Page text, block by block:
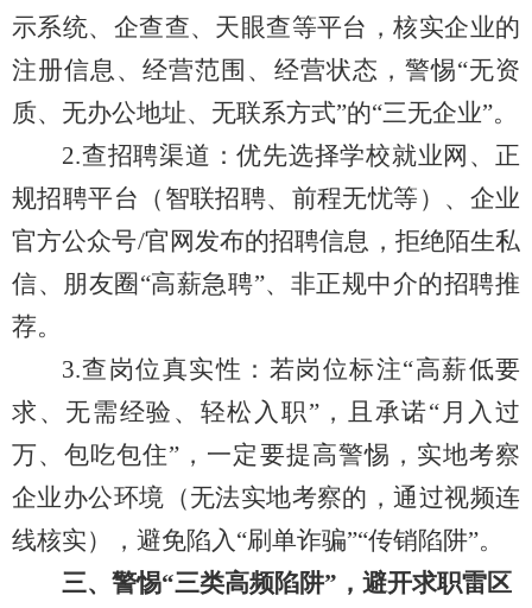
示系统、企查查、天眼查等平台，核实企业的
注册信息、经营范围、经营状态，警惕“无资
质、无办公地址、无联系方式”的“三无企业”。
2.查招聘渠道：优先选择学校就业网、正
规招聘平台（智联招聘、前程无忧等）、企业
官方公众号/官网发布的招聘信息，拒绝陌生私
信、朋友圈“高薪急聘”、非正规中介的招聘推
荐。
3.查岗位真实性：若岗位标注“高薪低要
求、无需经验、轻松入职”，且承诺“月入过
万、包吃包住”，一定要提高警惕，实地考察
企业办公环境（无法实地考察的，通过视频连
线核实），避免陷入“刷单诈骗”“传销陷阱”。
三、警惕“三类高频陷阱”，避开求职雷区